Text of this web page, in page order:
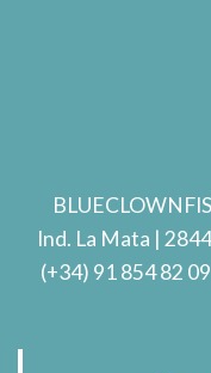
Ind. La Mata |
(+34) 91 854 82 09